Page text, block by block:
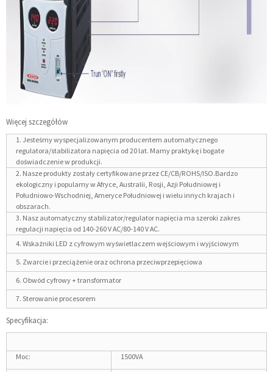
Więcej szczegółów
1. Jesteśmy wyspecjalizowanym producentem automatycznego
regulatora/stabilizatora napięcia od 20 lat. Mamy praktykę i bogate
doświadczenie w produkcji.
2. Nasze produkty zostały certyfikowane przez CE/CB/ROHS/ISO.Bardzo
ekologiczny i popularny w Afryce, Australii, Rosji, Azji Południowej i
Południowo-Wschodniej, Ameryce Południowej i wielu innych krajach i
obszarach.
3. Nasz automatyczny stabilizator/regulator napięcia ma szeroki zakres
regulacji napięcia od 140-260 V AC/80-140 V AC.
4. Wskaźniki LED z cyfrowym wyświetlaczem wejściowym i wyjściowym
5. Zwarcie i przeciążenie oraz ochrona przeciwprzepięciowa
6. Obwód cyfrowy + transformator
7. Sterowanie procesorem
Specyfikacja:
Moc:
1500VA